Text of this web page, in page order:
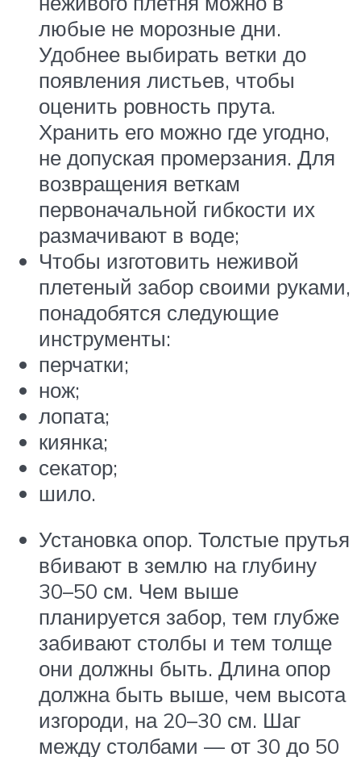
любые не морозные дни.
Удобнее выбирать ветки до
появления листьев, чтобы
оценить ровность прута.
Хранить его можно где угодно,
не допуская промерзания. Для
возвращения веткам
первоначальной гибкости их
размачивают в воде;
Чтобы изготовить неживой
плетеный забор своими руками,
понадобятся следующие
инструменты:
перчатки;
нож;
лопата;
киянка;
секатор;
шило.
Установка опор. Толстые прутья
вбивают в землю на глубину
30–50 см. Чем выше
планируется забор, тем глубже
забивают столбы и тем толще
они должны быть. Длина опор
должна быть выше, чем высота
изгороди, на 20–30 см. Шаг
между столбами — от 30 до 50